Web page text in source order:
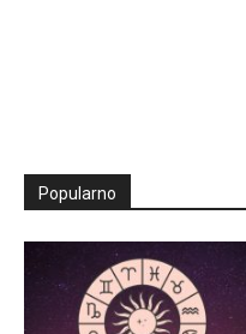
Popularno